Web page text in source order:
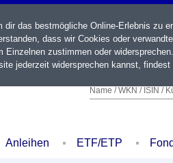
Name / WKN / ISIN /
Anleihen ETF/ETP
dir das bestmögliche Online-Erlebnis zu
dass wir Cookies oder
Einzelnen zustimmen oder
jederzeit widersprechen kannst, findest